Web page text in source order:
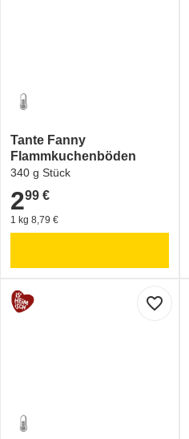
Tante Fanny
Flammkuchenböden
340 g Stück
2,99 €
299 €
1 kg 8,79 €
favorite_border